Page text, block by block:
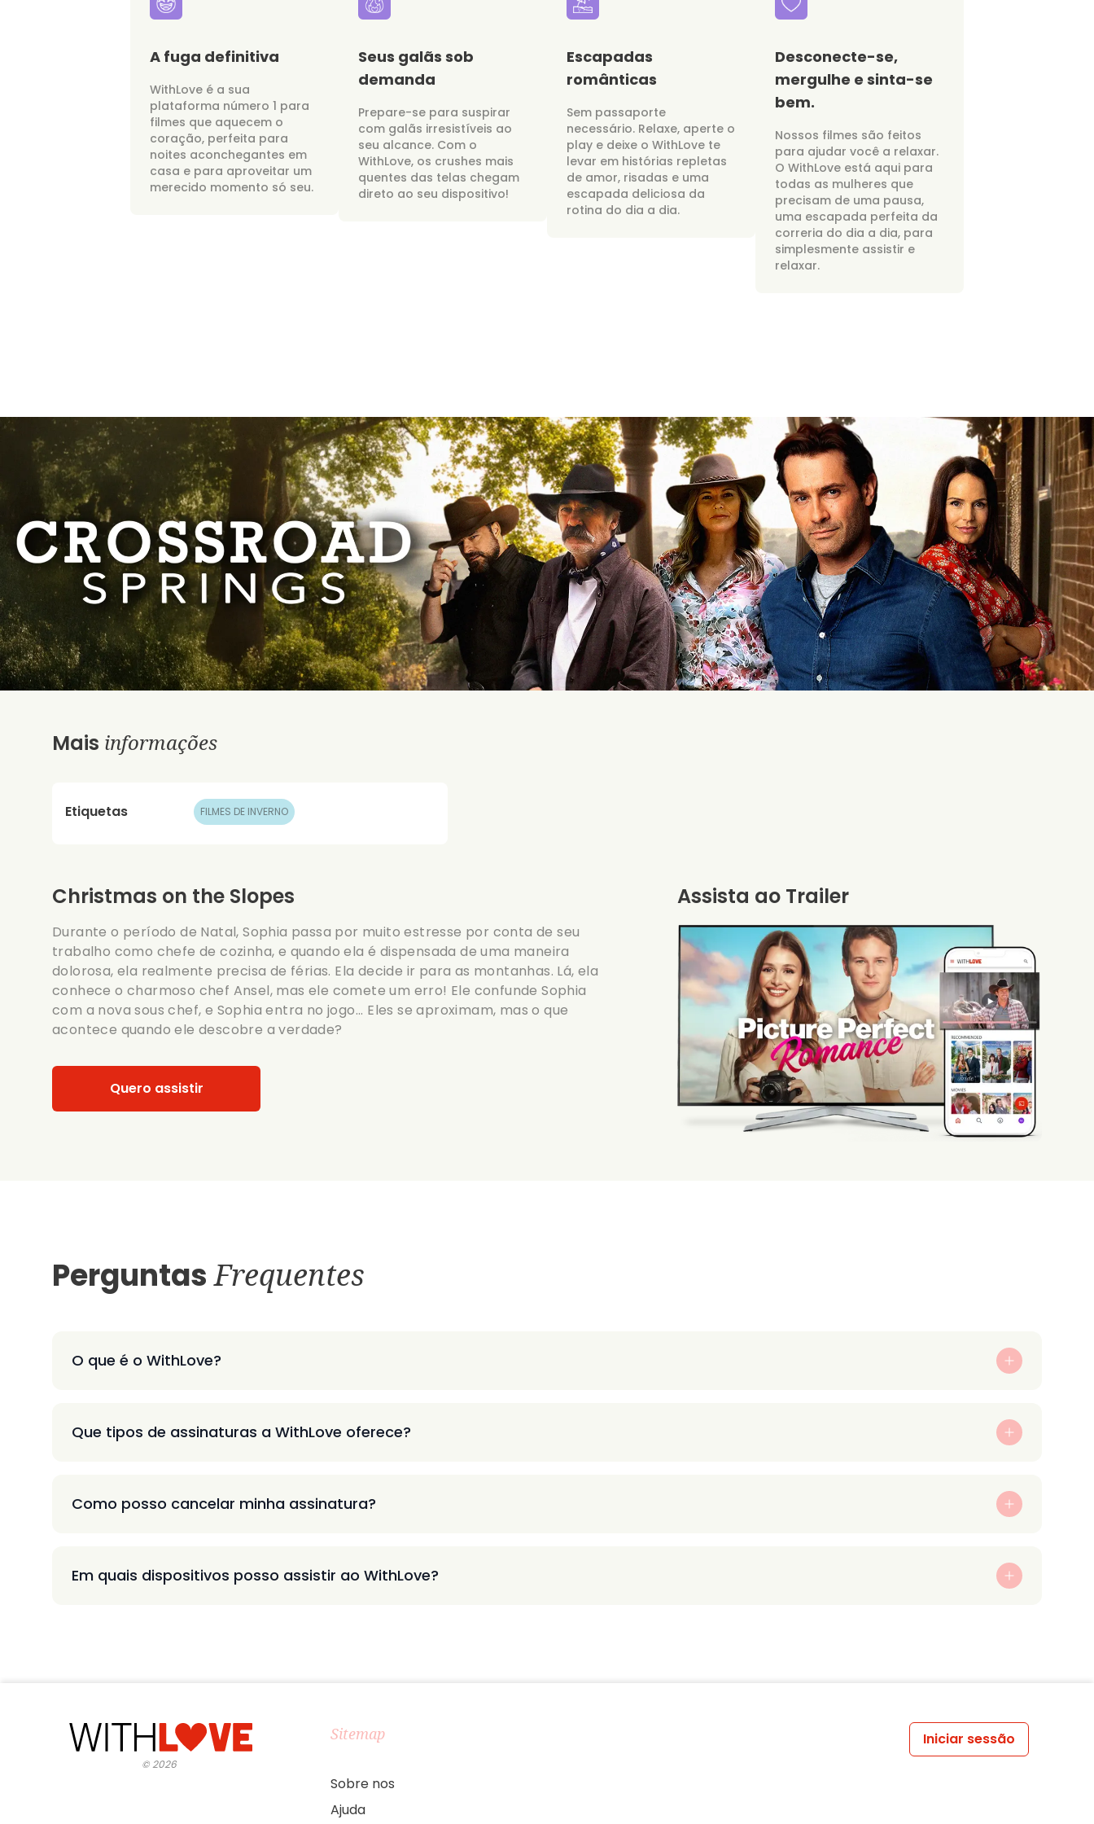
A fuga definitiva
WithLove é a sua
plataforma número 1 para
filmes que aquecem o
coração, perfeita para
noites aconchegantes em
casa e para aproveitar um
merecido momento só seu.
Seus galãs sob
demanda
Prepare-se para suspirar
com galãs irresistíveis ao
seu alcance. Com o
WithLove, os crushes mais
quentes das telas chegam
direto ao seu dispositivo!
Escapadas
românticas
Sem passaporte
necessário. Relaxe, aperte o
play e deixe o WithLove te
levar em histórias repletas
de amor, risadas e uma
escapada deliciosa da
rotina do dia a dia.
Desconecte-se,
mergulhe e sinta-se
bem.
Nossos filmes são feitos
para ajudar você a relaxar.
O WithLove está aqui para
todas as mulheres que
precisam de uma pausa,
uma escapada perfeita da
correria do dia a dia, para
simplesmente assistir e
relaxar.
Mais informações
Etiquetas FILMES DE INVERNO
Christmas on the Slopes
Durante o período de Natal, Sophia passa por muito estresse por conta de seu
trabalho como chefe de cozinha, e quando ela é dispensada de uma maneira
dolorosa, ela realmente precisa de férias. Ela decide ir para as montanhas. Lá, ela
conhece o charmoso chef Ansel, mas ele comete um erro! Ele confunde Sophia
com a nova sous chef, e Sophia entra no jogo... Eles se aproximam, mas o que
acontece quando ele descobre a verdade?
Quero assistir
Assista ao Trailer
PerguntasFrequentes
O que é o WithLove?
Que tipos de assinaturas a WithLove oferece?
Como posso cancelar minha assinatura?
Em quais dispositivos posso assistir ao WithLove?
©2026
Sitemap
Sobre nos
Ajuda
Iniciar sessão